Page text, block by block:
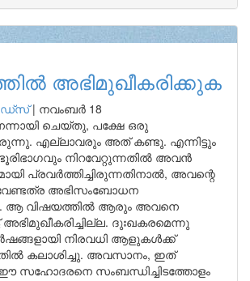
അഭിമുഖീകരിക്കുക
| നവംബർ 18
ചെയ്തു, പക്ഷേ ഒരു
എല്ലാവരും അത് കണ്ടു. എന്നിട്ടും
ഭൂരിഭാഗവും നിറവേറ്റുന്നതിൽ അവൻ
പ്രവർത്തിച്ചിരുന്നതിനാൽ, അവന്റെ
അഭിസംബോധന
ആ വിഷയത്തിൽ ആരും അവനെ
അഭിമുഖീകരിച്ചില്ല. ദുഃഖകരമെന്നു
നിരവധി ആളുകൾക്ക്
കലാശിച്ചു. അവസാനം, ഇത്
സഹോദരനെ സംബന്ധിച്ചിടത്തോളം